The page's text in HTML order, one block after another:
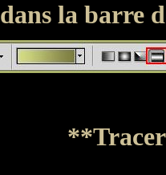
dans la barre
**Tracer